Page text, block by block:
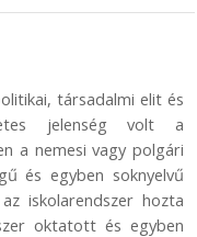
társadalmi elit és
jelenség volt a
a nemesi vagy polgári
és egyben soknyelvű
iskolarendszer hozta
oktatott és egyben